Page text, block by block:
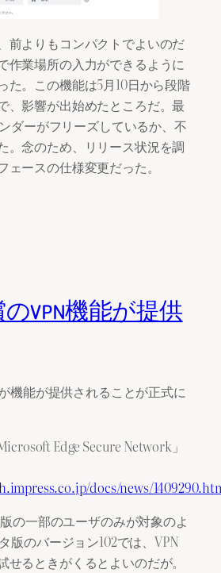
前よりもコンパクトでよいのだ
作業場所の入力ができるように
た。この機能は5月10日から段階
、影響が出始めたところだ。最
ダーがフリーズしているか、不
。念のため、リリース状況を調
ースの仕様変更だった。
のVPN機能が提供
機能が提供されることが正式に
Edge Secure Network」
docs/news/
の一部のユーザのみが対象のよ
版のバージョン102では、VPN
るときがくるとよいのだが。